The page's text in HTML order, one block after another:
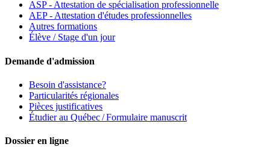
ASP - Attestation de spécialisation professionnelle
AEP - Attestation d'études professionnelles
Autres formations
Élève / Stage d'un jour
Demande d'admission
Besoin d'assistance?
Particularités régionales
Pièces justificatives
Étudier au Québec / Formulaire manuscrit
Dossier en ligne